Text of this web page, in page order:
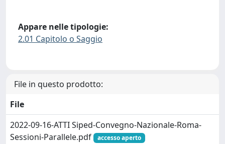
Appare nelle tipologie:
2.01 Capitolo o Saggio
File in questo prodotto:
File
2022-09-16-ATTI Siped-Convegno-Nazionale-Roma-
Sessioni-Parallele.pdf
accesso aperto